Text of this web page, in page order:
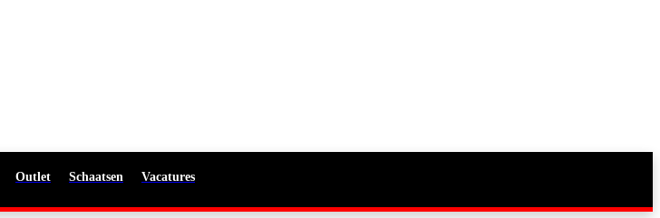
Outlet Schaatsen Vacatures